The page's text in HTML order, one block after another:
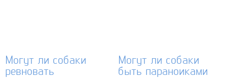
Могут ли собаки
ревновать
Могут ли собаки
быть параноиками